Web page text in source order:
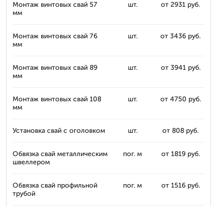
Монтаж винтовых свай 57
мм
шт. от 2931 руб.
Монтаж винтовых свай 76
мм
шт. от 3436 руб.
Монтаж винтовых свай 89
мм
шт. от 3941 руб.
Монтаж винтовых свай 108
мм
шт. от 4750 руб.
Установка свай с оголовком шт. от 808 руб.
Обвязка свай металлическим
швеллером
пог. м от 1819 руб.
Обвязка свай профильной
трубой
пог. м от 1516 руб.